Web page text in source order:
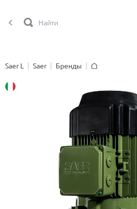
Saer L Saer
Бренды